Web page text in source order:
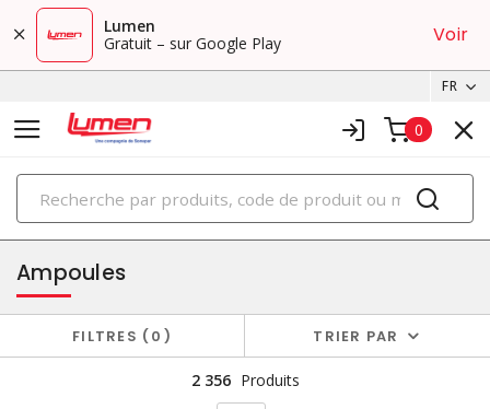
Lumen
Gratuit – sur Google Play
Voir
FR
0
PRODUITS
éclairage
Ampoules
FILTRES 0 TRIER PAR
2 356 Produits